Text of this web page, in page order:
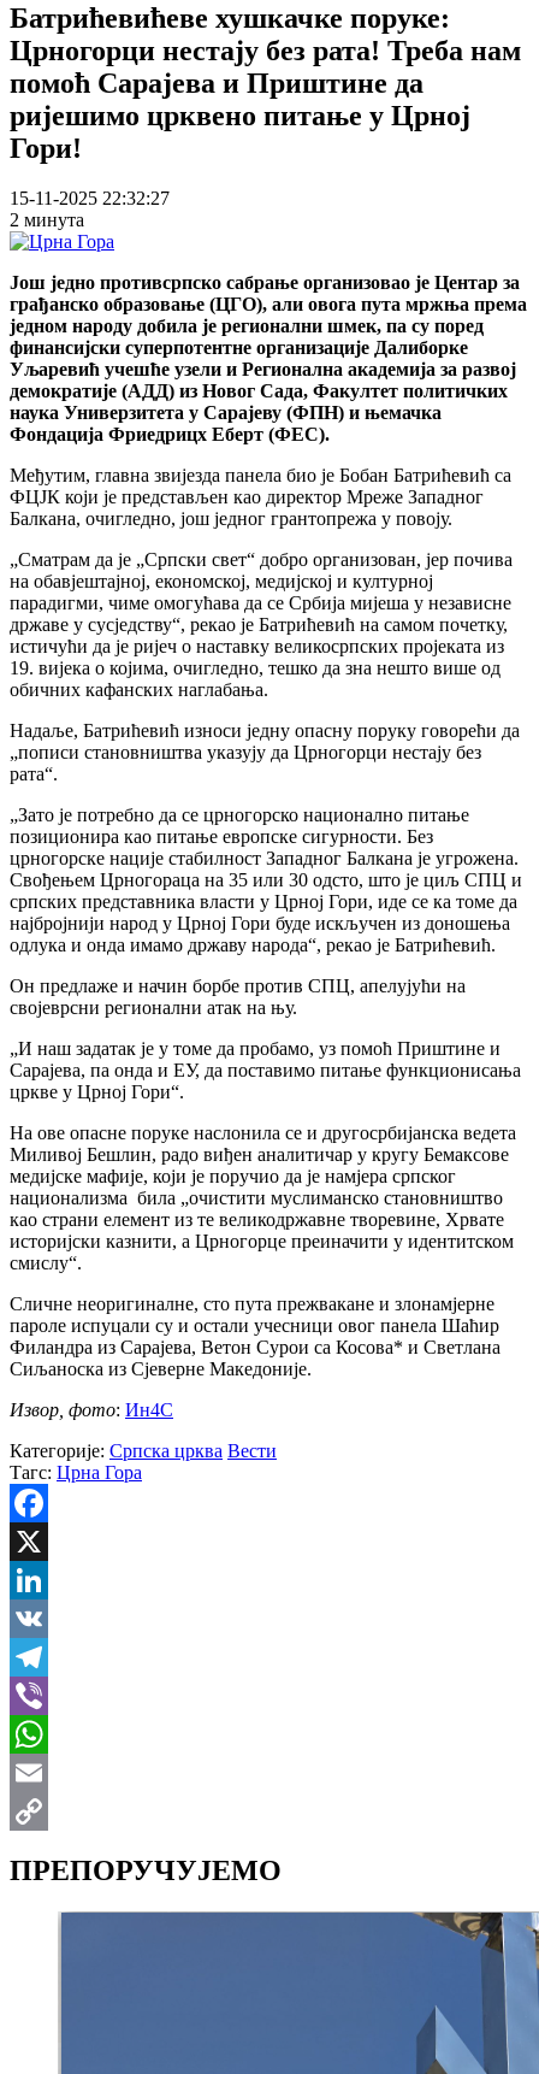
Батрићевићеве хушкачке поруке:
Црногорци нестају без рата! Треба нам
помоћ Сарајева и Приштине да
ријешимо црквено питање у Црној
Гори!
15-11-2025 22:32:27
2 минута
Још једно противсрпско сабрање организовао је Центар за
грађанско образовање (ЦГО), али овога пута мржња према
једном народу добила је регионални шмек, па су поред
финансијски суперпотентне организације Далиборке
Уљаревић учешће узели и Регионална академија за развој
демократије (АДД) из Новог Сада, Факултет политичких
наука Универзитета у Сарајеву (ФПН) и њемачка
Фондација Фриедрицх Еберт (ФЕС).
Међутим, главна звијезда панела био је Бобан Батрићевић са
ФЦЈК који је представљен као директор Мреже Западног
Балкана, очигледно, још једног грантопрежа у повоју.
„Сматрам да је „Српски свет“ добро организован, јер почива
на обавјештајној, економској, медијској и културној
парадигми, чиме омогућава да се Србија мијеша у независне
државе у сусједству“, рекао је Батрићевић на самом почетку,
истичући да је ријеч о наставку великосрпских пројеката из
19. вијека о којима, очигледно, тешко да зна нешто више од
обичних кафанских наглабања.
Надаље, Батрићевић износи једну опасну поруку говорећи да
„пописи становништва указују да Црногорци нестају без
рата“.
„Зато је потребно да се црногорско национално питање
позиционира као питање европске сигурности. Без
црногорске нације стабилност Западног Балкана је угрожена.
Свођењем Црногораца на 35 или 30 одсто, што је циљ СПЦ и
српских представника власти у Црној Гори, иде се ка томе да
најбројнији народ у Црној Гори буде искључен из доношења
одлука и онда имамо државу народа“, рекао је Батрићевић.
Он предлаже и начин борбе против СПЦ, апелујући на
својеврсни регионални атак на њу.
„И наш задатак је у томе да пробамо, уз помоћ Приштине и
Сарајева, па онда и ЕУ, да поставимо питање функционисања
цркве у Црној Гори“.
На ове опасне поруке наслонила се и другосрбијанска ведета
Миливој Бешлин, радо виђен аналитичар у кругу Бемаксове
медијске мафије, који је поручио да је намјера српског
национализма била „очистити муслиманско становништво
као страни елемент из те великодржавне творевине, Хрвате
историјски казнити, а Црногорце преиначити у идентитском
смислу“.
Сличне неоригиналне, сто пута прежвакане и злонамјерне
пароле испуцали су и остали учесници овог панела Шаћир
Филандра из Сарајева, Ветон Сурои са Косова* и Светлана
Сиљаноска из Сјеверне Македоније.
Извор, фото: Ин4С
Категорије: Српска црква Вести
Тагс: Црна Гора
Facebook
X
LinkedIn
VK
Telegram
Viber
WhatsApp
Email
ПРЕПОРУЧУЈЕМО